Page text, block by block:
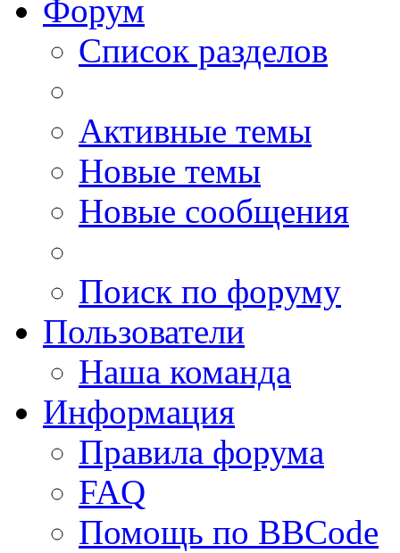
Форум
Список разделов
Активные темы
Новые темы
Новые сообщения
Поиск по форуму
Пользователи
Наша команда
Информация
Правила форума
FAQ
Помощь по BBCode